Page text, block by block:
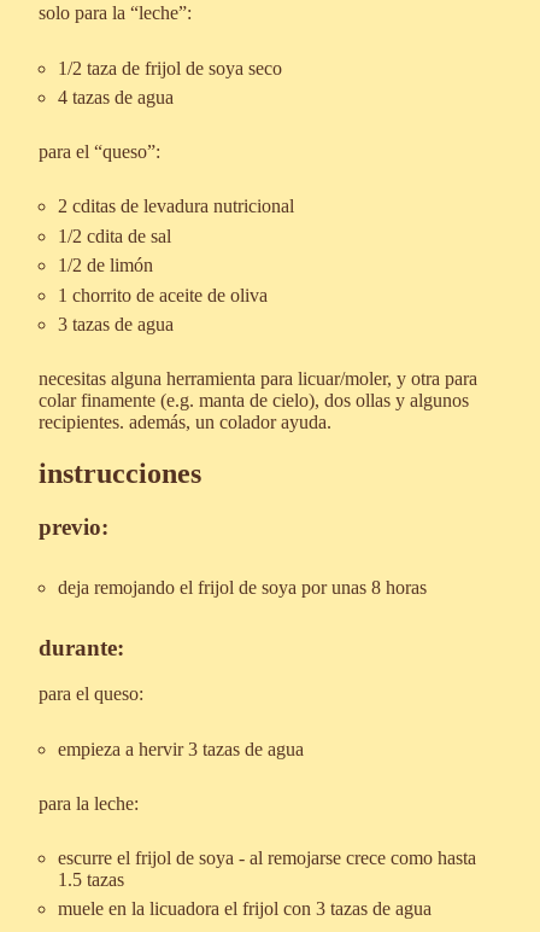
solo para la “leche”:
1/2 taza de frijol de soya seco
4 tazas de agua
para el “queso”:
2 cditas de levadura nutricional
1/2 cdita de sal
1/2 de limón
1 chorrito de aceite de oliva
3 tazas de agua
necesitas alguna herramienta para licuar/moler, y otra para
colar finamente (e.g. manta de cielo), dos ollas y algunos
recipientes. además, un colador ayuda.
instrucciones
previo:
deja remojando el frijol de soya por unas 8 horas
durante:
para el queso:
empieza a hervir 3 tazas de agua
para la leche:
escurre el frijol de soya - al remojarse crece como hasta
1.5 tazas
muele en la licuadora el frijol con 3 tazas de agua